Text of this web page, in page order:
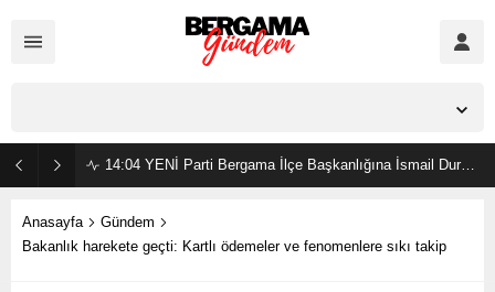
14:04 YENİ Parti Bergama İlçe Başkanlığına İsmail Durmaz görevlendirildi
Anasayfa
Gündem
Bakanlık harekete geçti: Kartlı ödemeler ve fenomenlere sıkı takip